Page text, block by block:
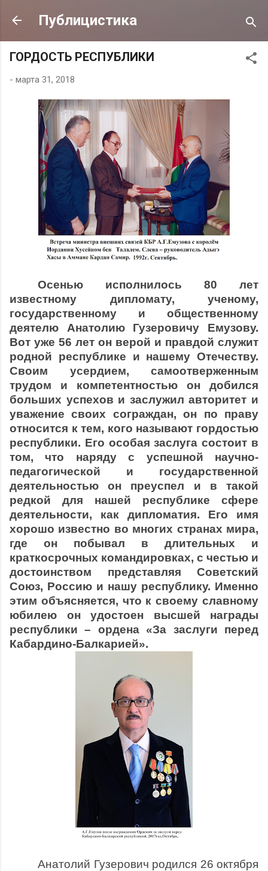
К основному контенту
Публицистика
ГОРДОСТЬ РЕСПУБЛИКИ
- марта 31, 2018
Осенью исполнилось 80 лет
известному дипломату, ученому,
государственному и общественному
деятелю Анатолию Гузеровичу Емузову.
Вот уже 56 лет он верой и правдой служит
родной республике и нашему Отечеству.
Своим усердием, самоотверженным
трудом и компетентностью он добился
больших успехов и заслужил авторитет и
уважение своих сограждан, он по праву
относится к тем, кого называют гордостью
республики. Его особая заслуга состоит в
том, что наряду с успешной научно-
педагогической и государственной
деятельностью он преуспел и в такой
редкой для нашей республике сфере
деятельности, как дипломатия. Его имя
хорошо известно во многих странах мира,
где он побывал в длительных и
краткосрочных командировках, с честью и
достоинством представляя Советский
Союз, Россию и нашу республику. Именно
этим объясняется, что к своему славному
юбилею он удостоен высшей награды
республики – ордена «За заслуги перед
Кабардино-Балкарией».
Анатолий Гузерович родился 26 октября